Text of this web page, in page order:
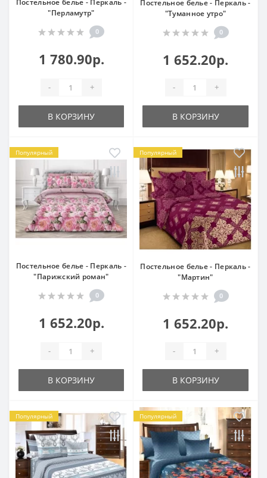
"Перламутр"
0
1 780.90р.
- +
В КОРЗИНУ
Постельное белье - Перкаль -
"Туманное утро"
0
1 652.20р.
- +
В КОРЗИНУ
Популярный
Постельное белье - Перкаль -
"Парижский роман"
0
1 652.20р.
- +
В КОРЗИНУ
Популярный
Постельное белье - Перкаль -
"Мартин"
0
1 652.20р.
- +
В КОРЗИНУ
Популярный Популярный